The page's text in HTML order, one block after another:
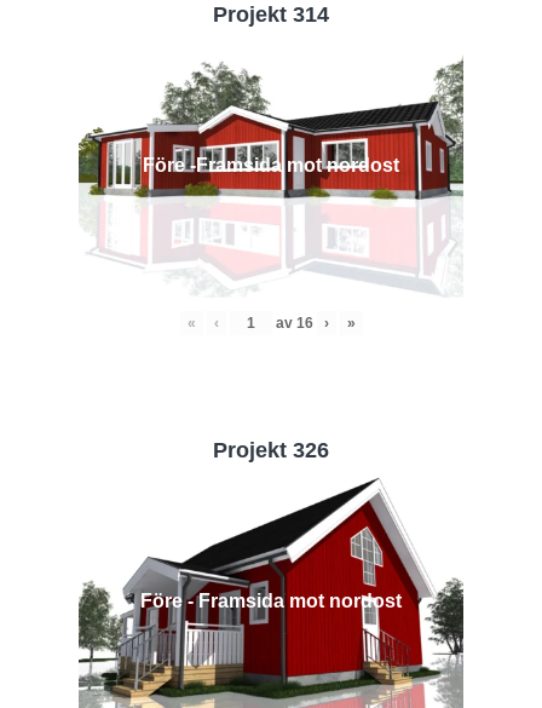
Projekt 314
Före -Framsida mot nordost
« ‹ av 16 › »
Projekt 326
Före - Framsida mot nordost